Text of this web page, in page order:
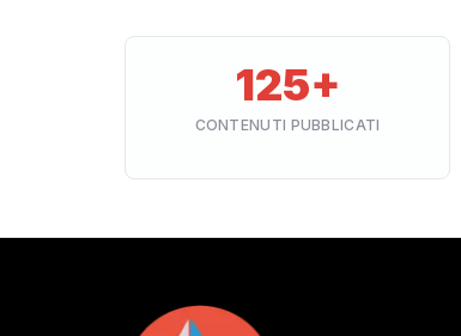
125+
CONTENUTI PUBBLICATI